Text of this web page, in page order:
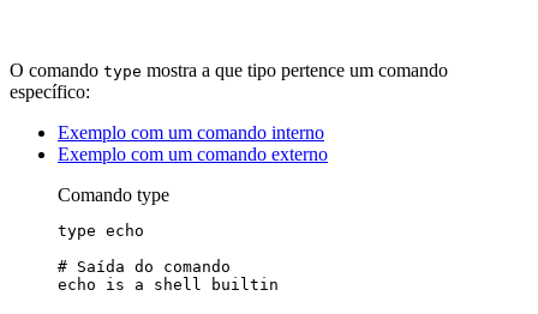
O comando type mostra a que tipo pertence um comando
específico:
Exemplo com um comando interno
Exemplo com um comando externo
Comando type
type echo
# Saída do comando
echo
is a shell builtin